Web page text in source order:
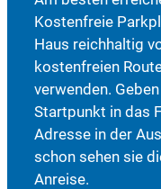
Kostenfreie
Haus reichhaltig
kostenfreien
verwenden.
Startpunkt in das
Adresse in der
schon sehen sie
Anreise.